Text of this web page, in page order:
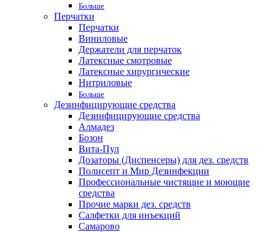
Больше
Перчатки
Перчатки
Виниловые
Держатели для перчаток
Латексные смотровые
Латексные хирургические
Нитриловые
Больше
Дезинфицирующие средства
Дезинфицирующие средства
Алмадез
Бозон
Вита-Пул
Дозаторы (Диспенсеры) для дез. средств
Полисепт и Мир Дезинфекции
Профессиональные чистящие и моющие
средства
Прочие марки дез. средств
Салфетки для инъекций
Самарово